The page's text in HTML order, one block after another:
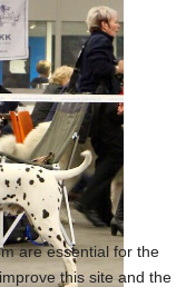
are essential for the
this site and the